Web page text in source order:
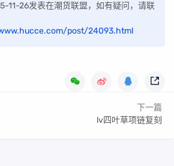
11-26发表在潮货联盟，如有疑问，请联
post/24093.html
下一篇
lv四叶草项链复刻